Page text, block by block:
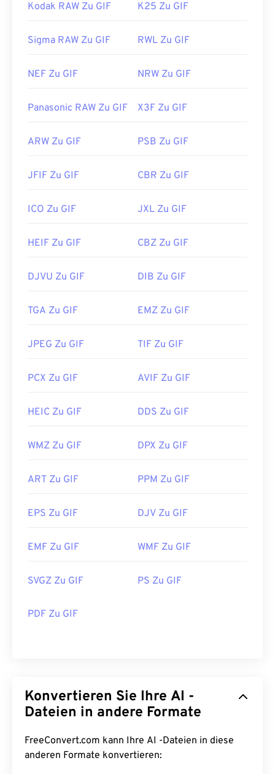
Kodak RAW Zu GIF K25 Zu GIF
Sigma RAW Zu GIF RWL Zu GIF
NEF Zu GIF NRW Zu GIF
Panasonic RAW Zu GIF X3F Zu GIF
ARW Zu GIF PSB Zu GIF
JFIF Zu GIF CBR Zu GIF
ICO Zu GIF JXL Zu GIF
HEIF Zu GIF CBZ Zu GIF
DJVU Zu GIF DIB Zu GIF
TGA Zu GIF EMZ Zu GIF
JPEG Zu GIF TIF Zu GIF
PCX Zu GIF AVIF Zu GIF
HEIC Zu GIF DDS Zu GIF
WMZ Zu GIF DPX Zu GIF
ART Zu GIF PPM Zu GIF
EPS Zu GIF DJV Zu GIF
EMF Zu GIF WMF Zu GIF
SVGZ Zu GIF PS Zu GIF
PDF Zu GIF
Konvertieren Sie Ihre AI -
Dateien in andere Formate
FreeConvert.com kann Ihre AI -Dateien in diese
anderen Formate konvertieren: